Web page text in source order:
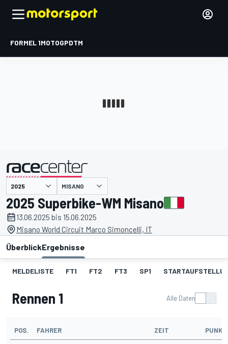
FORMEL 1MOTOGPDTM
MISANO
2025 Superbike-WM Misano
13.06.2025 bis 15.06.2025
Misano World Circuit Marco Simoncelli, IT
ÜberblickErgebnisse
MELDELISTE FT1 FT2 FT3 SP1
Rennen 1 Alle Daten
POS. FAHRER ZEIT